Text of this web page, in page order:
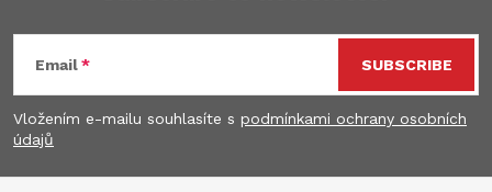
F
o
o
Email
Vložením e-mailu souhlasíte s podmínkami ochrany osobních
údajů
SUBSCRIBE